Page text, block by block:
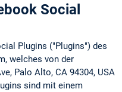
Social
Plugins ("Plugins") des
welches von der
Palo Alto, CA 94304, USA
sind mit einem